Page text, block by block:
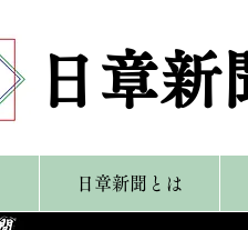
日章新
日章新聞とは